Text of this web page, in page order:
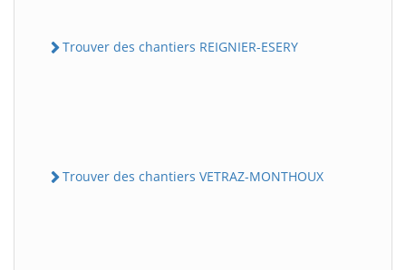
Trouver des chantiers REIGNIER-ESERY
Trouver des chantiers VETRAZ-MONTHOUX